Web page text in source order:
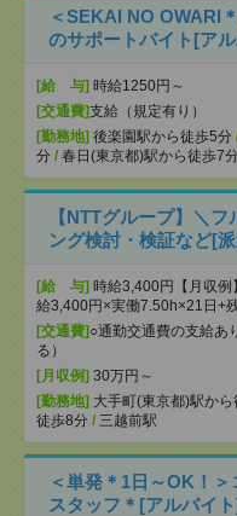
＜SEKAI NO OWARI
のサポートバイト[ア
[給 与] 時給1250円～
[交通費]支給（規定有り）
[勤務地] 後楽園駅から徒歩5分
分 / 春日(東京都)駅から徒歩7
【NTTグループ】＼
ング検討・検証など[
[給 与] 時給3,400円【月収
給3,400円×実働7.50h×21日+
[交通費]○通勤交通費の支給あ
る）
[月収例] 30万円～
[勤務地] 大手町(東京都)駅か
徒歩8分 / 三越前駅
＜単発＊1日～OK！
スタッフ＊[アルバイ